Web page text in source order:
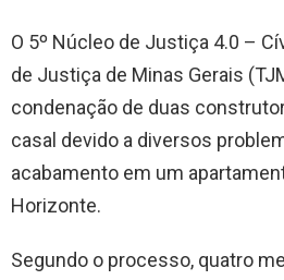
O 5º Núcleo de Justiça 4.0 –
de Justiça de Minas Gerais
condenação de duas
casal devido a diversos
acabamento em um
Horizonte.
Segundo o processo, quatro